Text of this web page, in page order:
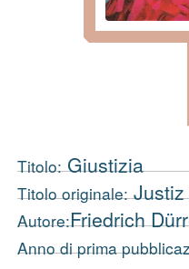
Titolo:Giustizia
Titolo originale:Justiz
Autore:Friedrich
Anno di prima